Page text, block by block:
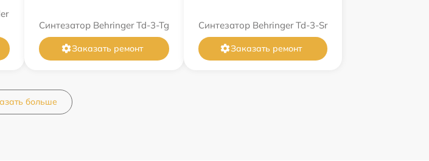
Синтезатор Behringer Td-3-Tg
Заказать ремонт
Синтезатор Behringer Td-3-Sr
Заказать ремонт
больше